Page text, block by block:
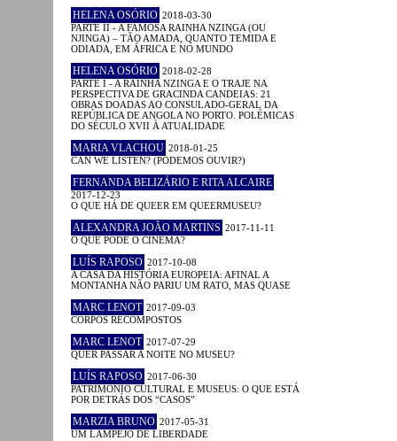
HELENA OSÓRIO 2018-03-30
PARTE II - A FAMOSA RAINHA NZINGA (OU
NJINGA) – TÃO AMADA, QUANTO TEMIDA E
ODIADA, EM ÁFRICA E NO MUNDO
HELENA OSÓRIO 2018-02-28
PARTE I - A RAINHA NZINGA E O TRAJE NA
PERSPECTIVA DE GRACINDA CANDEIAS: 21
OBRAS DOADAS AO CONSULADO-GERAL DA
REPÚBLICA DE ANGOLA NO PORTO. POLÉMICAS
DO SÉCULO XVII À ATUALIDADE
MARIA VLACHOU 2018-01-25
CAN WE LISTEN? (PODEMOS OUVIR?)
FERNANDA BELIZÁRIO E RITA ALCAIRE
2017-12-23
O QUE HÁ DE QUEER EM QUEERMUSEU?
ALEXANDRA JOÃO MARTINS 2017-11-11
O QUE PODE O CINEMA?
LUÍS RAPOSO 2017-10-08
A CASA DA HISTÓRIA EUROPEIA: AFINAL A
MONTANHA NÃO PARIU UM RATO, MAS QUASE
MARC LENOT 2017-09-03
CORPOS RECOMPOSTOS
MARC LENOT 2017-07-29
QUER PASSAR A NOITE NO MUSEU?
LUÍS RAPOSO 2017-06-30
PATRIMÓNIO CULTURAL E MUSEUS: O QUE ESTÁ
POR DETRÁS DOS “CASOS”
MARZIA BRUNO 2017-05-31
UM LAMPEJO DE LIBERDADE